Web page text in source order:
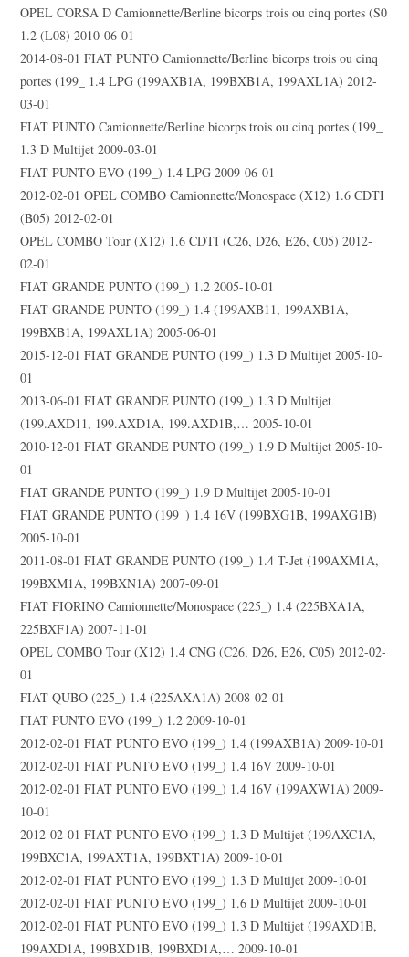
OPEL CORSA D Camionnette/Berline bicorps trois ou cinq portes (S0
1.2 (L08) 2010-06-01
2014-08-01 FIAT PUNTO Camionnette/Berline bicorps trois ou cinq
portes (199_ 1.4 LPG (199AXB1A, 199BXB1A, 199AXL1A) 2012-
03-01
FIAT PUNTO Camionnette/Berline bicorps trois ou cinq portes (199_
1.3 D Multijet 2009-03-01
FIAT PUNTO EVO (199_) 1.4 LPG 2009-06-01
2012-02-01 OPEL COMBO Camionnette/Monospace (X12) 1.6 CDTI
(B05) 2012-02-01
OPEL COMBO Tour (X12) 1.6 CDTI (C26, D26, E26, C05) 2012-
02-01
FIAT GRANDE PUNTO (199_) 1.2 2005-10-01
FIAT GRANDE PUNTO (199_) 1.4 (199AXB11, 199AXB1A,
199BXB1A, 199AXL1A) 2005-06-01
2015-12-01 FIAT GRANDE PUNTO (199_) 1.3 D Multijet 2005-10-
01
2013-06-01 FIAT GRANDE PUNTO (199_) 1.3 D Multijet
(199.AXD11, 199.AXD1A, 199.AXD1B,… 2005-10-01
2010-12-01 FIAT GRANDE PUNTO (199_) 1.9 D Multijet 2005-10-
01
FIAT GRANDE PUNTO (199_) 1.9 D Multijet 2005-10-01
FIAT GRANDE PUNTO (199_) 1.4 16V (199BXG1B, 199AXG1B)
2005-10-01
2011-08-01 FIAT GRANDE PUNTO (199_) 1.4 T-Jet (199AXM1A,
199BXM1A, 199BXN1A) 2007-09-01
FIAT FIORINO Camionnette/Monospace (225_) 1.4 (225BXA1A,
225BXF1A) 2007-11-01
OPEL COMBO Tour (X12) 1.4 CNG (C26, D26, E26, C05) 2012-02-
01
FIAT QUBO (225_) 1.4 (225AXA1A) 2008-02-01
FIAT PUNTO EVO (199_) 1.2 2009-10-01
2012-02-01 FIAT PUNTO EVO (199_) 1.4 (199AXB1A) 2009-10-01
2012-02-01 FIAT PUNTO EVO (199_) 1.4 16V 2009-10-01
2012-02-01 FIAT PUNTO EVO (199_) 1.4 16V (199AXW1A) 2009-
10-01
2012-02-01 FIAT PUNTO EVO (199_) 1.3 D Multijet (199AXC1A,
199BXC1A, 199AXT1A, 199BXT1A) 2009-10-01
2012-02-01 FIAT PUNTO EVO (199_) 1.3 D Multijet 2009-10-01
2012-02-01 FIAT PUNTO EVO (199_) 1.6 D Multijet 2009-10-01
2012-02-01 FIAT PUNTO EVO (199_) 1.3 D Multijet (199AXD1B,
199AXD1A, 199BXD1B, 199BXD1A,… 2009-10-01